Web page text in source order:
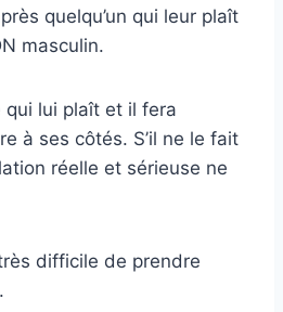
quelqu’un qui leur plaît
masculin.
qui lui plaît et il fera
à ses côtés. S’il ne le fait
réelle et sérieuse ne
difficile de prendre